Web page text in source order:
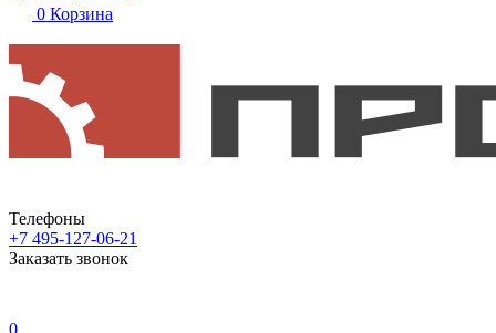
0 Корзина
Телефоны
+7 495-127-06-21
Заказать звонок
0